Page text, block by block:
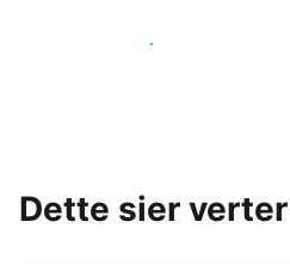
Nå ut til nye gjester i dag
Dette sier